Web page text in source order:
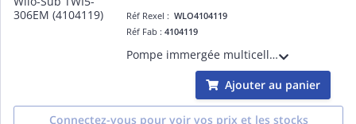
Réf Rexel :WLO4104119
Réf Fab :4104119
Pompe immergée multicellulaire 5' Wilo-Sub TWI5-306EM pour la distribution d'eau à partir de puit, citerne et réservoir, l'irrigation, l'arrosage et la récupération d'eau de pluie. (4104119)
Ajouter au panier
Connectez-vous pour voir vos prix et les stocks